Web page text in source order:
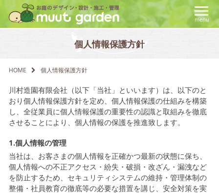
menu
個人情報保護方針
HOME 個人情報保護方針
川村造園有限会社（以下「当社」といいます）は、以下のと
おり個人情報保護方針を定め、個人情報保護の仕組みを構築
し、全従業員に個人情報保護の重要性の認識と取組みを徹底
させることにより、個人情報の保護を推進致します。
1.個人情報の管理
当社は、お客さまの個人情報を正確かつ最新の状態に保ち、
個人情報への不正アクセス・紛失・破損・改ざん・漏洩など
を防止するため、セキュリティシステムの維持・管理体制の
整備・社員教育の徹底等の必要な措置を講じ、安全対策を実